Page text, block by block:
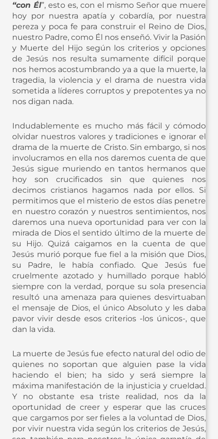
“con Él”, esto es, con el mismo Señor que muere
hoy por nuestra apatía y cobardía, por nuestra
pereza y poca fe para construir el Reino de Dios,
nuestro Padre, como Él nos enseñó. Vivir la Pasión
y Muerte del Hijo según los criterios y opciones
de Jesús nos resulta sumamente difícil porque
nos hemos acostumbrando ya a que la muerte, la
tragedia, la violencia y el drama de nuestra vida
sometida a líderes corruptos y prepotentes ya no
nos digan nada.
Indudablemente es mucho más fácil y cómodo
olvidar nuestros valores y tradiciones e ignorar el
drama de la muerte de Cristo. Sin embargo, si nos
involucramos en ella nos daremos cuenta de que
Jesús sigue muriendo en tantos hermanos que
hoy son crucificados sin que quienes nos
decimos cristianos hagamos nada por ellos. Si
permitimos que el misterio de estos días penetre
en nuestro corazón y nuestros sentimientos, nos
daremos una nueva oportunidad para ver con la
mirada de Dios el sentido último de la muerte de
su Hijo. Quizá caigamos en la cuenta de que
Jesús murió porque fue fiel a la misión que Dios,
su Padre, le había confiado. Que Jesús fue
cruelmente azotado y humillado porque habló
siempre con la verdad, porque su sola presencia
resultó una amenaza para quienes desvirtuaban
el mensaje de Dios, el único Absoluto y les daba
pavor vivir desde esos criterios -los únicos-, que
dan la vida.
La muerte de Jesús fue efecto natural del odio de
quienes no soportan que alguien pase la vida
haciendo el bien; ha sido y será siempre la
máxima manifestación de la injusticia y crueldad.
Y no obstante esa triste realidad, nos da la
oportunidad de creer y esperar que las cruces
que cargamos por ser fieles a la voluntad de Dios,
por vivir nuestra vida según los criterios de Jesús,